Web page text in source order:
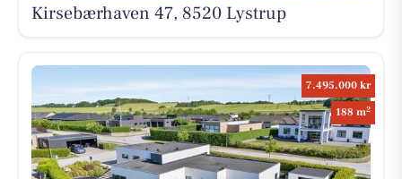
Kirsebærhaven 47, 8520 Lystrup
7.495.000 kr
188 m2